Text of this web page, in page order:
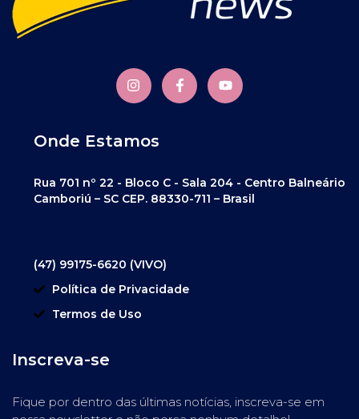
Onde Estamos
Rua 701 nº 22 - Bloco C - Sala 204 - Centro Balneário
Camboriú – SC CEP. 88330-711 – Brasil
(47) 99175-6620 (VIVO)
Política de Privacidade
Termos de Uso
Inscreva-se
Fique por dentro das últimas notícias, inscreva-se em